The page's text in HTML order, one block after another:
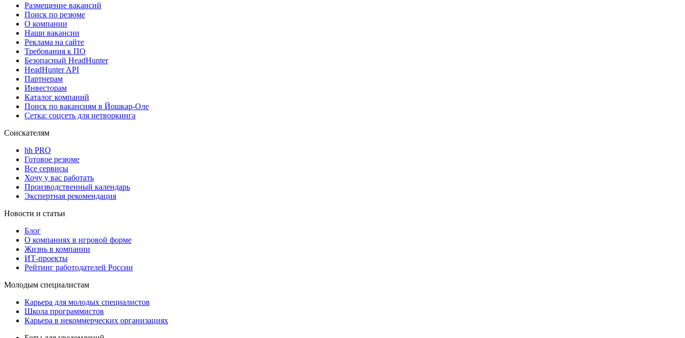
Размещение вакансий
Поиск по резюме
О компании
Наши вакансии
Реклама на сайте
Требования к ПО
Безопасный HeadHunter
HeadHunter API
Партнерам
Инвесторам
Каталог компаний
Поиск по вакансиям в Йошкар-Оле
Сетка: соцсеть для нетворкинга
Соискателям
hh PRO
Готовое резюме
Все сервисы
Хочу у вас работать
Производственный календарь
Экспертная рекомендация
Новости и статьи
Блог
О компаниях в игровой форме
Жизнь в компании
ИТ-проекты
Рейтинг работодателей России
Молодым специалистам
Карьера для молодых специалистов
Школа программистов
Карьера в некоммерческих организациях